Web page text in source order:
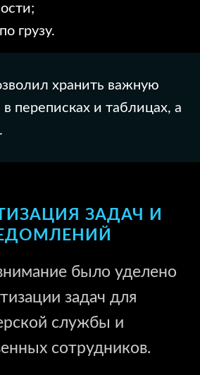
грузу.
хранить важную
переписках и таблицах, а
ЗАДАЧ И
было уделено
задач для
службы и
сотрудников.